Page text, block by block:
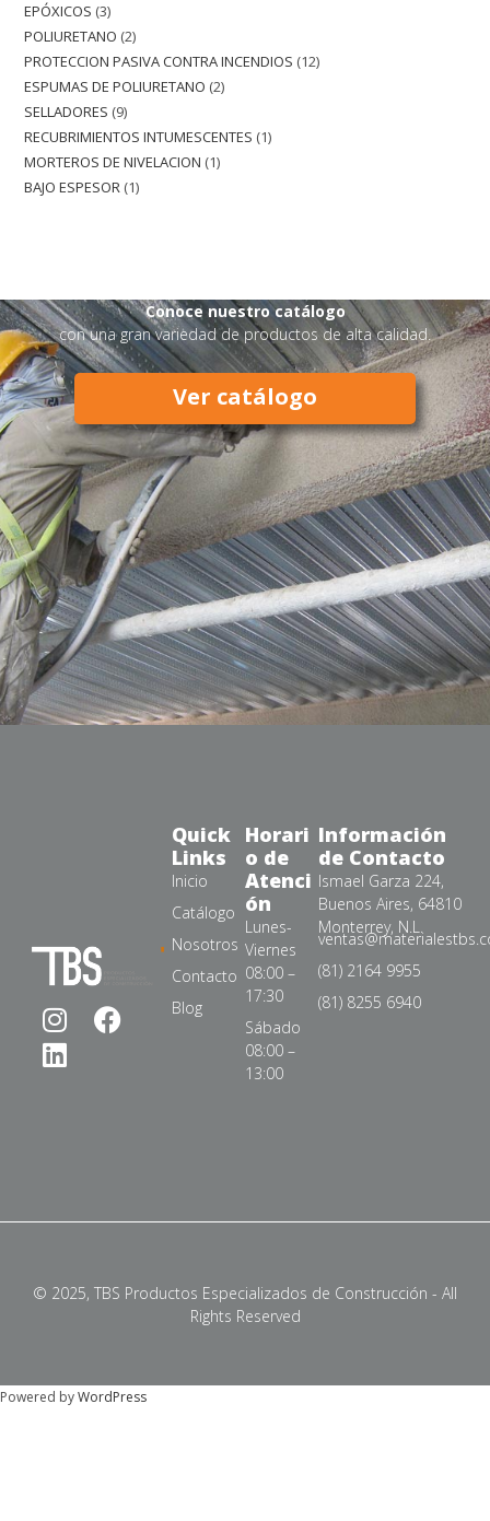
EPÓXICOS 3
POLIURETANO 2
PROTECCION PASIVA CONTRA INCENDIOS 12
ESPUMAS DE POLIURETANO 2
SELLADORES 9
RECUBRIMIENTOS INTUMESCENTES 1
MORTEROS DE NIVELACION 1
BAJO ESPESOR 1
Conoce nuestro catálogo
con una gran variedad de productos de alta calidad.
Ver catálogo
Información
de Contacto
Ismael Garza 224,
Buenos Aires, 64810
Monterrey, N.L.
(81) 2164 9955
(81) 8255 6940
Horari
o de
Atenci
ón
Lunes-
Viernes
08:00 –
17:30
Sábado
08:00 –
13:00
Quick
Links
Inicio
Catálogo
Nosotros
Contacto
Blog
© 2025, TBS Productos Especializados de Construcción - All
Rights Reserved
Powered byWordPress